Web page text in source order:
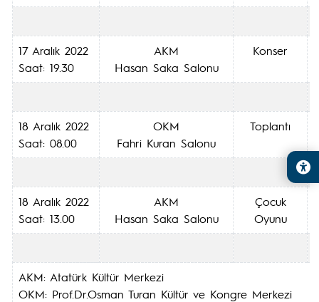
17 Aralık 2022
Saat: 19.30
AKM
Hasan Saka Salonu
Konser
18 Aralık 2022
Saat: 08.00
OKM
Fahri Kuran Salonu
Toplantı
18 Aralık 2022
Saat: 13.00
AKM
Hasan Saka Salonu
Çocuk
Oyunu
AKM: Atatürk
OKM: Prof.Dr.Osman Turan Kültür